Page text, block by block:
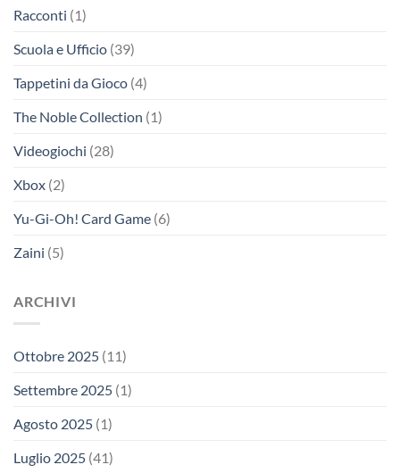
Racconti (1)
Scuola e Ufficio (39)
Tappetini da Gioco (4)
The Noble Collection (1)
Videogiochi (28)
Xbox (2)
Yu-Gi-Oh! Card Game (6)
Zaini (5)
ARCHIVI
Ottobre 2025 (11)
Settembre 2025 (1)
Agosto 2025 (1)
Luglio 2025 (41)